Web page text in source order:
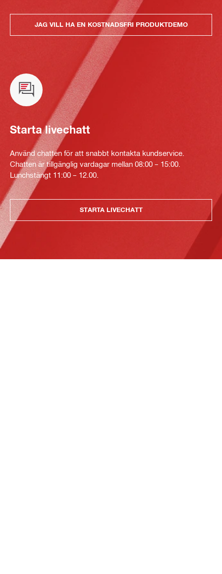
JAG VILL HA EN KOSTNADSFRI PRODUKTDEMO
Starta livechatt
Använd chatten för att snabbt kontakta kundservice.
Chatten är tillgänglig vardagar mellan 08:00 – 15:00.
Lunchstängt 11:00 – 12.00.
STARTA LIVECHATT